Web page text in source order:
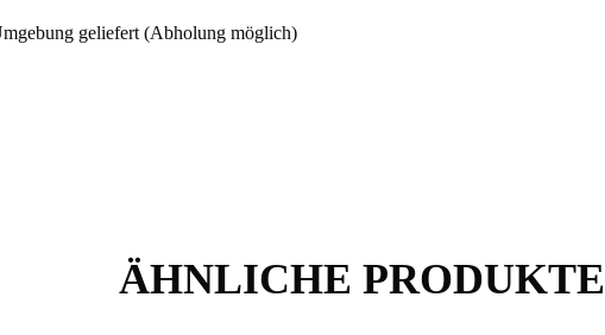
geliefert (Abholung möglich)
ÄHNLICHE PRODUKTE